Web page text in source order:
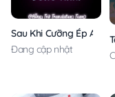
Sau Khi Cưỡng Ép Anh
Đang cập nhật